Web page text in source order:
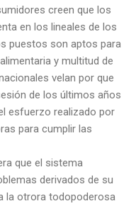
creen que los
en los lineales de los
puestos son aptos para
y multitud de
velan por que
de los últimos años
esfuerzo realizado por
para cumplir las
que el sistema
derivados de su
la otrora todopoderosa